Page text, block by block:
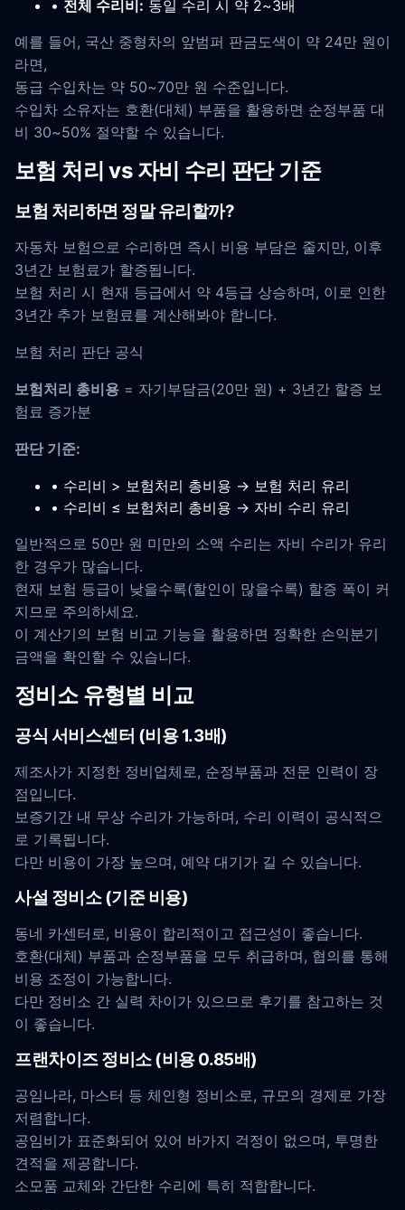
• 전체 수리비: 동일 수리 시 약 2~3배
예를 들어, 국산 중형차의 앞범퍼 판금도색이 약 24만 원이
라면,
동급 수입차는 약 50~70만 원 수준입니다.
수입차 소유자는 호환(대체) 부품을 활용하면 순정부품 대
비 30~50% 절약할 수 있습니다.
보험 처리 vs 자비 수리 판단 기준
보험 처리하면 정말 유리할까?
자동차 보험으로 수리하면 즉시 비용 부담은 줄지만, 이후
3년간 보험료가 할증됩니다.
보험 처리 시 현재 등급에서 약 4등급 상승하며, 이로 인한
3년간 추가 보험료를 계산해봐야 합니다.
보험 처리 판단 공식
보험처리 총비용 = 자기부담금(20만 원) + 3년간 할증 보
험료 증가분
판단 기준:
• 수리비 > 보험처리 총비용 → 보험 처리 유리
• 수리비 ≤ 보험처리 총비용 → 자비 수리 유리
일반적으로 50만 원 미만의 소액 수리는 자비 수리가 유리
한 경우가 많습니다.
현재 보험 등급이 낮을수록(할인이 많을수록) 할증 폭이 커
지므로 주의하세요.
이 계산기의 보험 비교 기능을 활용하면 정확한 손익분기
금액을 확인할 수 있습니다.
정비소 유형별 비교
공식 서비스센터 (비용 1.3배)
제조사가 지정한 정비업체로, 순정부품과 전문 인력이 장
점입니다.
보증기간 내 무상 수리가 가능하며, 수리 이력이 공식적으
로 기록됩니다.
다만 비용이 가장 높으며, 예약 대기가 길 수 있습니다.
사설 정비소 (기준 비용)
동네 카센터로, 비용이 합리적이고 접근성이 좋습니다.
호환(대체) 부품과 순정부품을 모두 취급하며, 협의를 통해
비용 조정이 가능합니다.
다만 정비소 간 실력 차이가 있으므로 후기를 참고하는 것
이 좋습니다.
프랜차이즈 정비소 (비용 0.85배)
공임나라, 마스터 등 체인형 정비소로, 규모의 경제로 가장
저렴합니다.
공임비가 표준화되어 있어 바가지 걱정이 없으며, 투명한
견적을 제공합니다.
소모품 교체와 간단한 수리에 특히 적합합니다.